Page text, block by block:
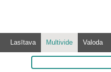
Lasītava Multivide Valoda